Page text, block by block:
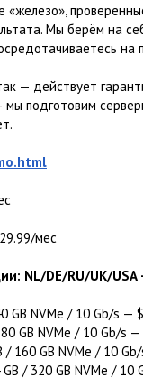
«железо»,
Мы берём на
на
— действует
подготовим
мес
NL/DE/RU/UK/USA
GB NVMe / 10 Gb/s —
GB NVMe / 10 Gb/s
/ 160 GB NVMe / 10
/ 320 GB NVMe / 10